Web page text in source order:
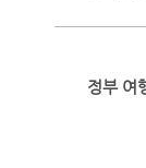
정부 여